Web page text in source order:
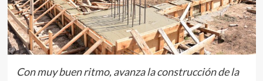
Con muy buen ritmo, avanza la construcción de la